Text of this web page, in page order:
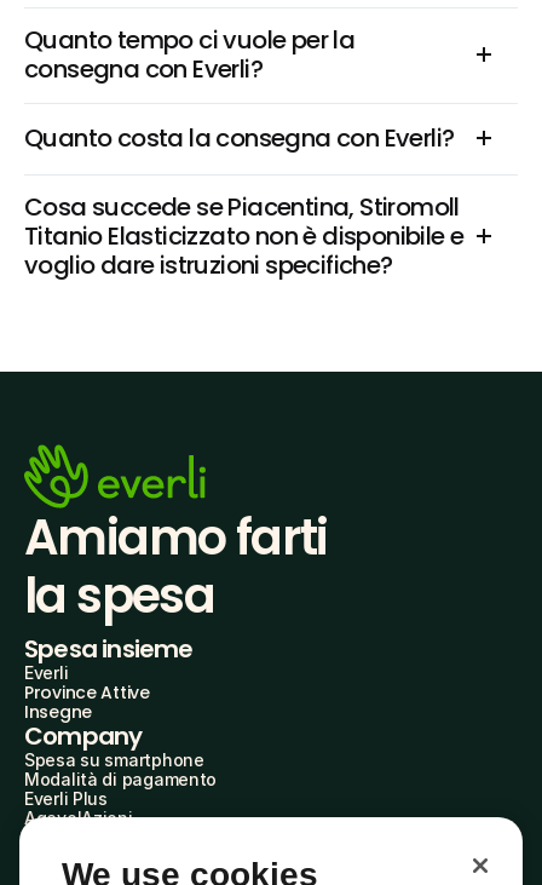
Quanto tempo ci vuole per la
consegna con Everli?
Quanto costa la consegna con Everli?
Cosa succede se Piacentina, Stiromoll
Titanio Elasticizzato non è disponibile e
voglio dare istruzioni specifiche?
Amiamo farti
la spesa
Spesa insieme
Everli
Province Attive
Insegne
Company
Spesa su smartphone
Modalità di pagamento
Everli Plus
AgevolAzioni
Everli Shoppers
We use cookies